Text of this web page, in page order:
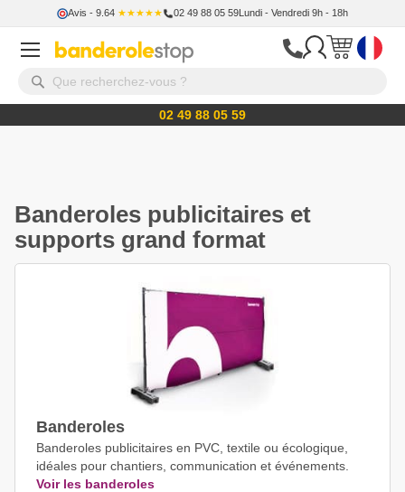
Avis - 9.64 ★★★★★ 02 49 88 05 59Lundi - Vendredi 9h - 18h
02 49 88 05 59
Banderoles publicitaires et
supports grand format
Banderoles
Banderoles publicitaires en PVC, textile ou écologique,
idéales pour chantiers, communication et événements.
Voir les banderoles